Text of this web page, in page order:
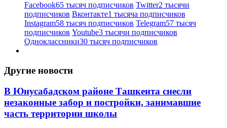
Facebook65 тысяч подписчиков Twitter2 тысячи
подписчиков Вконтакте1 тысяча подписчиков
Instagram58 тысяч подписчиков Telegram57 тысяч
подписчиков Youtube3 тысячи подписчиков
Одноклассники30 тысяч подписчиков
Другие новости
В Юнусабадском районе Ташкента снесли
незаконные забор и постройки, занимавшие
часть территории школы